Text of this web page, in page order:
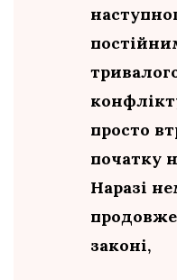
просто
початку
Наразі
законі,